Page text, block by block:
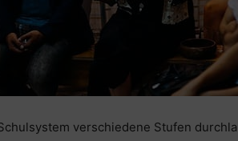
verschiedene Stufen